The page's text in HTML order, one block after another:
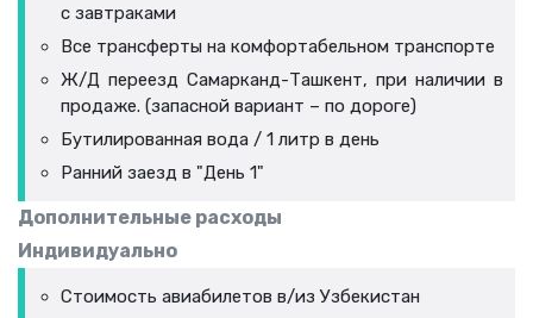
с завтраками
Все трансферты на комфортабельном транспорте
Ж/Д переезд Самарканд-Ташкент, при наличии в
продаже. (запасной вариант – по дороге)
Бутилированная вода / 1 литр в день
Ранний заезд в "День 1"
Дополнительные расходы
Индивидуально
Стоимость авиабилетов в/из Узбекистан